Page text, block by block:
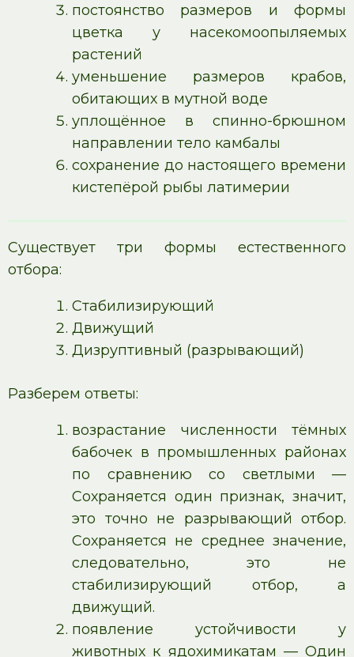
постоянство размеров и формы
цветка у насекомоопыляемых
растений
уменьшение размеров крабов,
обитающих в мутной воде
уплощённое в спинно-брюшном
направлении тело камбалы
сохранение до настоящего времени
кистепёрой рыбы латимерии
Существует три формы естественного
отбора:
Стабилизирующий
Движущий
Дизруптивный (разрывающий)
Разберем ответы:
возрастание численности тёмных
бабочек в промышленных районах
по сравнению со светлыми —
Сохраняется один признак, значит,
это точно не разрывающий отбор.
Сохраняется не среднее значение,
следовательно, это не
стабилизирующий отбор, а
движущий.
появление устойчивости у
животных к ядохимикатам — Один